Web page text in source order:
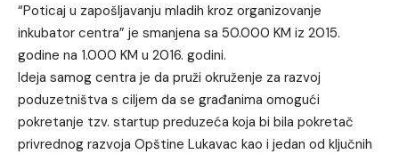
“Poticaj u zapošljavanju mladih kroz organizovanje
inkubator centra” je smanjena sa 50.000 KM iz 2015.
godine na 1.000 KM u 2016. godini.
Ideja samog centra je da pruži okruženje za razvoj
poduzetništva s ciljem da se građanima omogući
pokretanje tzv. startup preduzeća koja bi bila pokretač
privrednog razvoja Opštine Lukavac kao i jedan od ključnih